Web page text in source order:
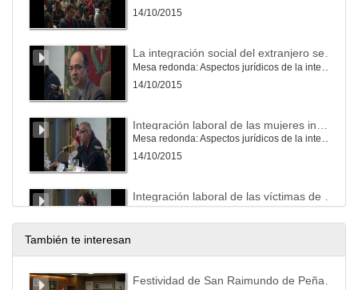
14/10/2015
14/10/2015
Mesa redonda: Aspectos jurídicos de la integración de inmigrantes en el ámbito penal y laboral.
14/10/2015
Mesa redonda: Aspectos jurídicos de la integración de inmigrantes en el ámbito penal y laboral.
Mesa redonda: Aspectos jurídicos de la integración de inmigrantes en el ámbito penal y laboral.
También te interesan